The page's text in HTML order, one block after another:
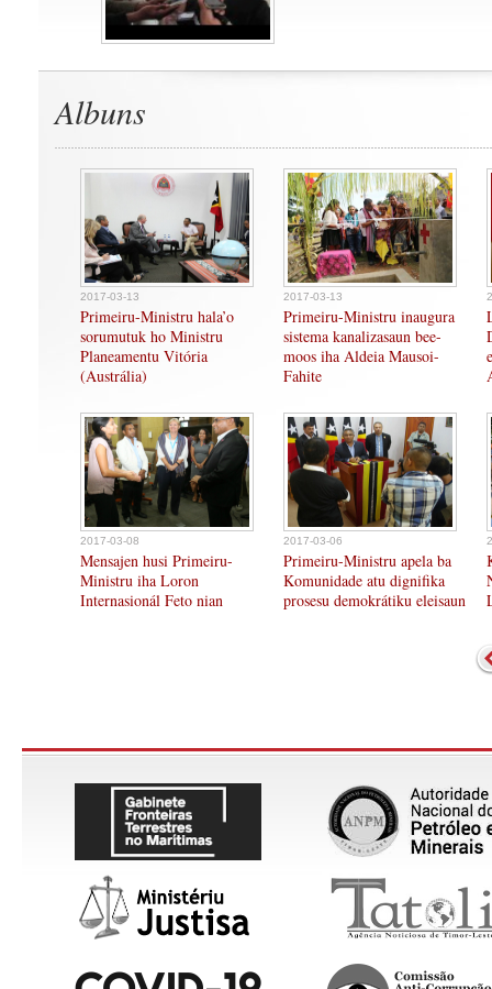
Albuns
2017-03-13
Primeiru-Ministru hala’o
sorumutuk ho Ministru
Planeamentu Vitória
(Austrália)
2017-03-13
Primeiru-Ministru inaugura
sistema kanalizasaun bee-
moos iha Aldeia Mausoi-
Fahite
2017-03-08
Mensajen husi Primeiru-
Ministru iha Loron
Internasionál Feto nian
2017-03-06
Primeiru-Ministru apela ba
Komunidade atu dignifika
prosesu demokrátiku eleisaun